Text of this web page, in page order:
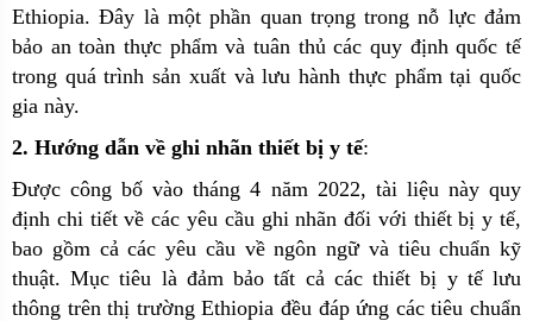
Ethiopia. Đây là một phần quan trọng trong nỗ lực đảm
bảo an toàn thực phẩm và tuân thủ các quy định quốc tế
trong quá trình sản xuất và lưu hành thực phẩm tại quốc
gia này.
2. Hướng dẫn về ghi nhãn thiết bị y tế:
Được công bố vào tháng 4 năm 2022, tài liệu này quy
định chi tiết về các yêu cầu ghi nhãn đối với thiết bị y tế,
bao gồm cả các yêu cầu về ngôn ngữ và tiêu chuẩn kỹ
thuật. Mục tiêu là đảm bảo tất cả các thiết bị y tế lưu
thông trên thị trường Ethiopia đều đáp ứng các tiêu chuẩn